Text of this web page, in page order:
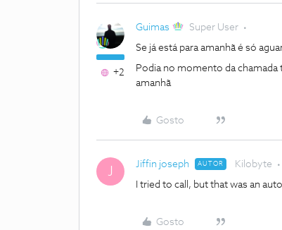
+2
Guimas Super User
Se já está para amanhã é só
Podia no momento da
amanhã
Gosto
J Jiffin joseph AUTOR Kilobyte
I tried to call, but that was an
Gosto